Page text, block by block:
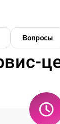
Вопросы